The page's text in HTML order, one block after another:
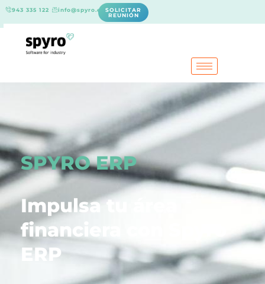
943 335 122 info@spyro.es SOLICITAR
REUNIÓN
SPYRO ERP
Impulsa tu área
financiera con Spyro
ERP